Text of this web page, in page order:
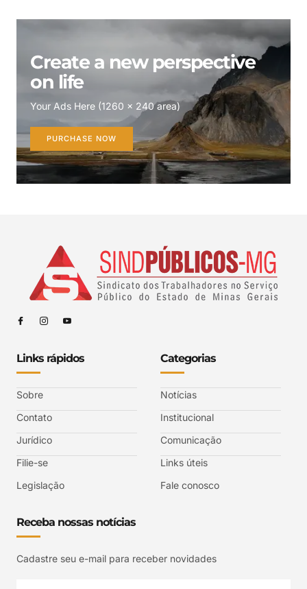
Create a new perspective
on life
Your Ads Here (1260 x 240 area)
PURCHASE NOW
Links rápidos
Sobre
Contato
Jurídico
Filie-se
Legislação
Categorias
Notícias
Institucional
Comunicação
Links úteis
Fale conosco
Receba nossas notícias
Cadastre seu e-mail para receber novidades